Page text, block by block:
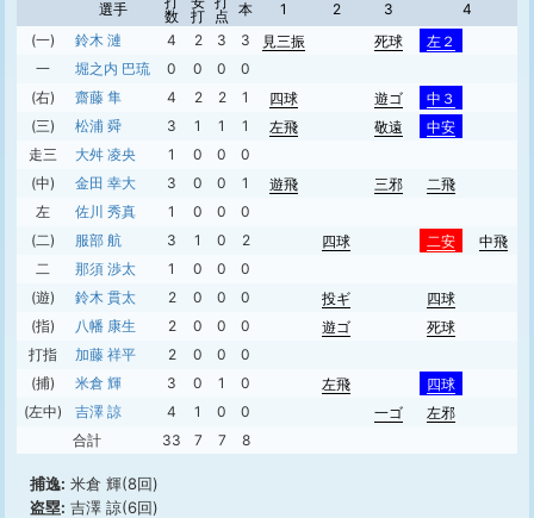
選手
数
打
点 本 1 2 3
4
(一)
鈴木 漣 4 2 3 3 見三振 死球
左２
一
堀之内 巴琉 0 0 0
0
(右)
齋藤 隼 4 2 2 1 四球 遊ゴ
中３
(三)
松浦 舜 3 1 1 1 左飛 敬遠
中安
走三
大舛 凌央 1 0 0
0
(中)
金田 幸大 3 0 0 1 遊飛 三邪
二飛
左
佐川 秀真 1 0 0
0
(二)
服部 航 3 1 0 2 四球 二安
中飛
二
那須 渉太 1 0 0
0
(遊)
鈴木 貫太 2 0 0 0 投ギ 四球
(指)
八幡 康生 2 0 0 0 遊ゴ 死球
打指
加藤 祥平 2 0 0
0
(捕)
米倉 輝 3 0 1 0 左飛 四球
(左中)
吉澤 諒 4 1 0 0 一ゴ
左邪
合計
33 7 7 8
捕逸: 米倉 輝(8回)
盗塁: 吉澤 諒(6回)